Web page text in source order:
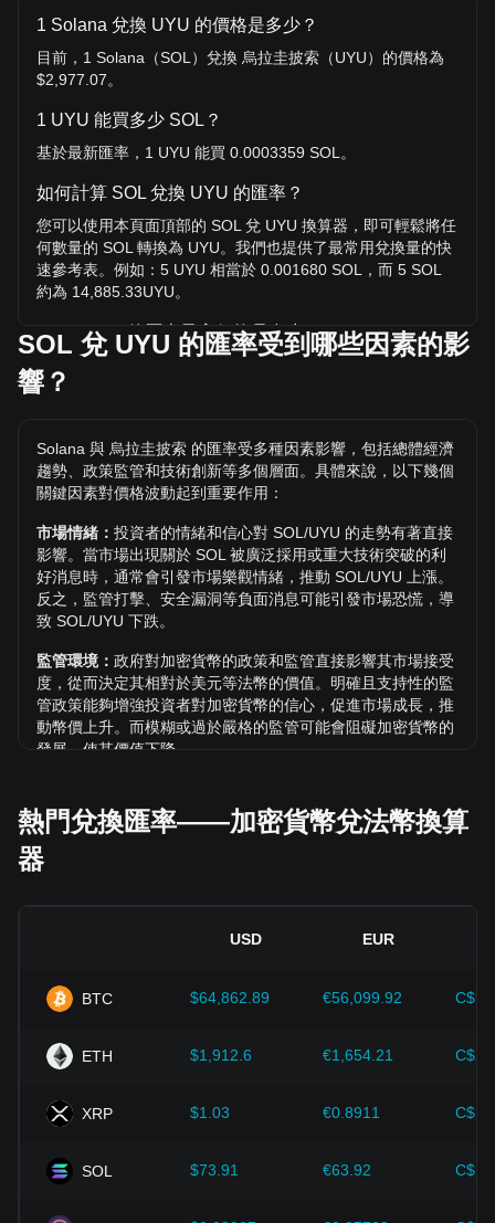
1 Solana 兌換 UYU 的價格是多少？
目前，1 Solana（SOL）兌換 烏拉圭披索（UYU）的價格為
$2,977.07。
1 UYU 能買多少 SOL？
基於最新匯率，1 UYU 能買 0.0003359 SOL。
如何計算 SOL 兌換 UYU 的匯率？
您可以使用本頁面頂部的 SOL 兌 UYU 換算器，即可輕鬆將任
何數量的 SOL 轉換為 UYU。我們也提供了最常用兌換量的快
速參考表。例如：5 UYU 相當於 0.001680 SOL，而 5 SOL
約為 14,885.33UYU。
SOL / UYU 的歷史最高價格是多少？
價值是否還會超越目前的歷史最高價呢？讓我們拭目以待。
過去 7 天內，Solana（SOL）的匯率上升了 1.23%。 過去 1
個月內，Solana（SOL）兌 烏拉圭披索（UYU）的匯率下降
了 4.91%。
SOL 兌 UYU 的匯率受到哪些因素的影
響？
Solana 與 烏拉圭披索 的匯率受多種因素影響，包括總體經濟
趨勢、政策監管和技術創新等多個層面。具體來說，以下幾個
關鍵因素對價格波動起到重要作用：
市場情緒： 投資者的情緒和信心對 SOL/UYU 的走勢有著直接
影響。當市場出現關於 SOL 被廣泛採用或重大技術突破的利
好消息時，通常會引發市場樂觀情緒，推動 SOL/UYU 上漲。
反之，監管打擊、安全漏洞等負面消息可能引發市場恐慌，導
致 SOL/UYU 下跌。
監管環境： 政府對加密貨幣的政策和監管直接影響其市場接受
度，從而決定其相對於美元等法幣的價值。明確且支持性的監
管政策能夠增強投資者對加密貨幣的信心，促進市場成長，推
動幣價上升。而模糊或過於嚴格的監管可能會阻礙加密貨幣的
發展，使其價值下降。
經濟成長等關鍵指標）對法幣價值起決定性作用，間接影響
SOL/UYU 的匯率。例如：高通膨可能削弱市場對法幣的信
任，促使投資者尋求比特幣等加密資產作為避險工具，進而推
高其價格。
性的提升，都為比特幣等加密貨幣的價值成長提供了強而有力
投資者需深入了解這些因素，以避免做出錯誤決策。在綜合考
趨勢，並根據市場變化及時調整投資策略。
熱門兌換匯率——加密貨幣兌法幣換算
器
USD EUR
BTC $64,862.89 €56,099.92
ETH $1,912.6 €1,654.21
XRP $1.03 €0.8911
SOL $73.91 €63.92